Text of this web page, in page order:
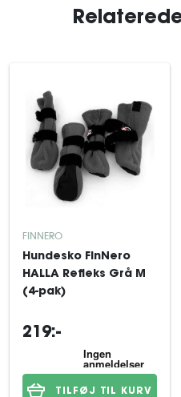
FINNERO
Hundesko FinNero
HALLA Refleks Grå M
(4-pak)
219:-
TILFØJ TIL KURV